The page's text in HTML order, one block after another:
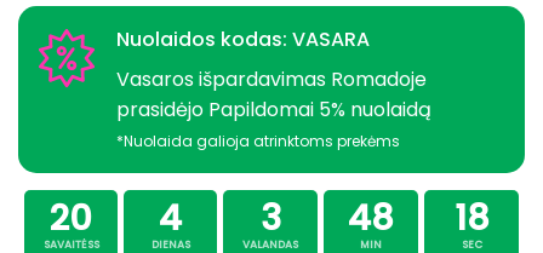
Nuolaidos kodas: VASARA
Vasaros išpardavimas Romadoje
prasidėjo Papildomai 5% nuolaidą
*Nuolaida galioja atrinktoms prekėms
20
SAVAITĖSS
4
DIENAS
3
VALANDAS
48
MIN
17
SEC